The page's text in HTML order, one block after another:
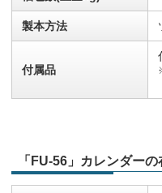
製本方法
付属品
「FU-56」カレンダー